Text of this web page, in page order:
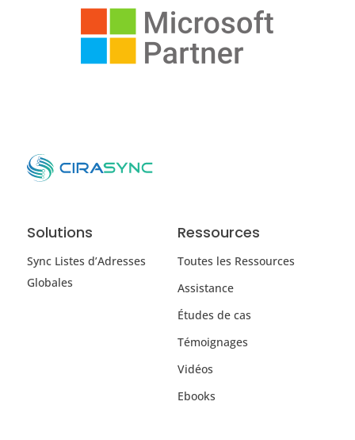
Solutions
Sync Listes d’Adresses
Globales
Ressources
Toutes les Ressources
Assistance
Études de cas
Témoignages
Vidéos
Ebooks